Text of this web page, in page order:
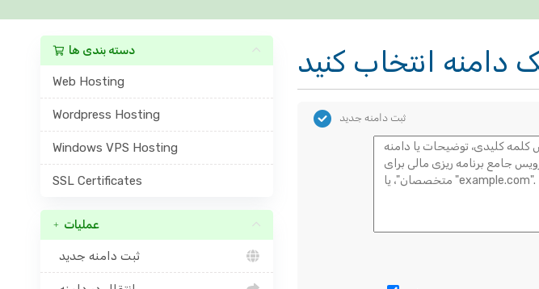
دسته بندی ها
Web Hosting
Wordpress Hosting
Windows VPS Hosting
SSL Certificates
عملیات
ثبت دامنه جدید
ثبت دامنه جدید